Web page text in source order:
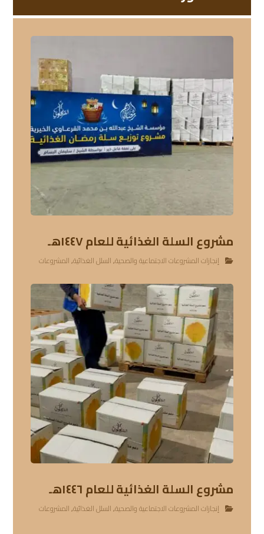
مشروع السلة الغذائية للعام ١٤٤٧هـ
إنجازات المشروعات الاجتماعية والصحية,السلل الغذائية,المشروعات
مشروع السلة الغذائية للعام ١٤٤٦هـ
إنجازات المشروعات الاجتماعية والصحية,السلل الغذائية,المشروعات